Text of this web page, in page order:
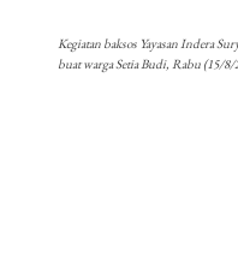
Kegiatan baksos Yayasan Indera
buat warga Setia Budi, Rabu (15/